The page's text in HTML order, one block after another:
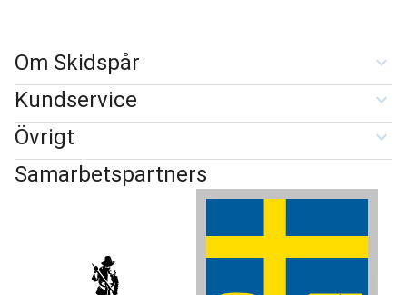
Om Skidspår
Kundservice
Övrigt
Samarbetspartners